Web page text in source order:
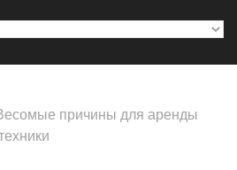
причины для аренды